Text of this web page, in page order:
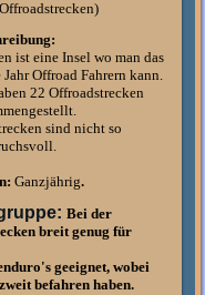
ist eine Insel wo man das
Jahr Offroad Fahrern kann.
22 Offroadstrecken
sind nicht so
Ganzjährig.
Bei der
breit genug für
geeignet, wobei
befahren haben.